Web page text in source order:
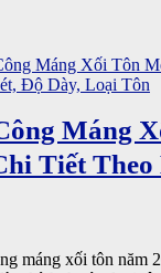
Máng
Tiết
máng xối tôn năm